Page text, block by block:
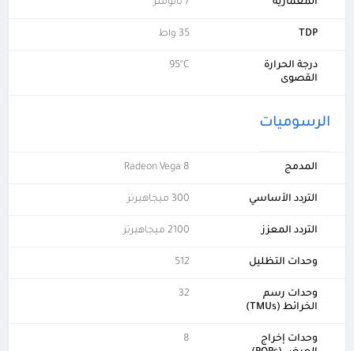
TDP 35 واط
درجة الحرارة
القصوى
95°C
الرسوميات
المدمج Radeon Vega 8
التردد الأساسي 300 ميجاهيرتز
التردد المعزز 2100 ميجاهيرتز
وحدات التظليل 512
وحدات رسم
الخرائط (TMUs)
32
وحدات إخراج
8